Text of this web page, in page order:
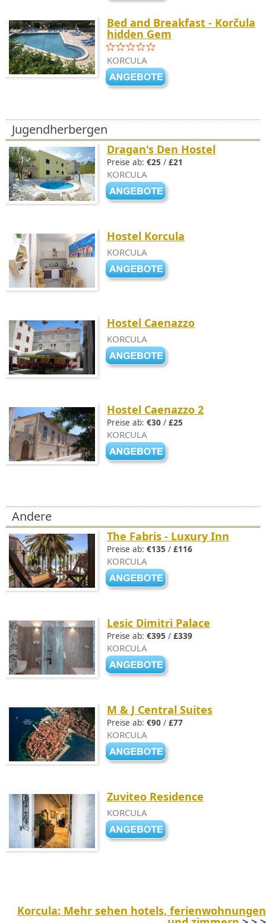
Bed and Breakfast - Korčula
hidden Gem
KORCULA
Jugendherbergen
Dragan's Den Hostel
Preise ab: €25 / £21
KORCULA
Hostel Korcula
KORCULA
Hostel Caenazzo
KORCULA
Hostel Caenazzo 2
Preise ab: €30 / £25
KORCULA
Andere
The Fabris - Luxury Inn
Preise ab: €135 / £116
KORCULA
Lesic Dimitri Palace
Preise ab: €395 / £339
KORCULA
M & J Central Suites
Preise ab: €90 / £77
KORCULA
Zuviteo Residence
KORCULA
Korcula: Mehr sehen hotels, ferienwohnungen